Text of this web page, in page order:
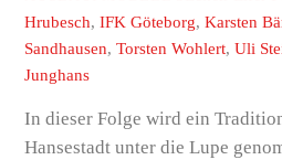
Hrubesch,IFK Göteborg,Karsten
Sandhausen,Torsten Wohlert,Uli
Junghans
In dieser Folge wird ein
Hansestadt unter die Lupe